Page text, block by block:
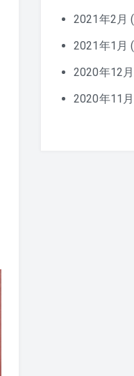
2021年2月
2021年1月
2020年12月
2020年11月